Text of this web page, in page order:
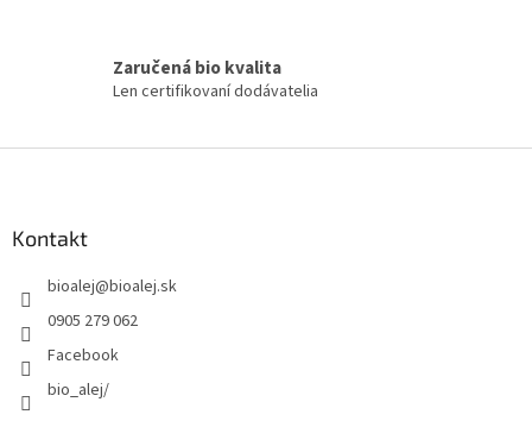
Zaručená bio kvalita
Len certifikovaní dodávatelia
Kontakt
bioalej@bioalej.sk
0905 279 062
Facebook
bio_alej/